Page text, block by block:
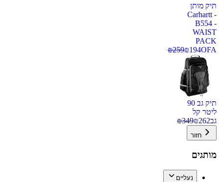
תיק מותן
Carhartt -
B554 -
WAIST
PACK
OFA
₪194
₪259
תיק גב 90
ליטר קל
גב
₪262
₪349
חזור
מותגים
נעליים